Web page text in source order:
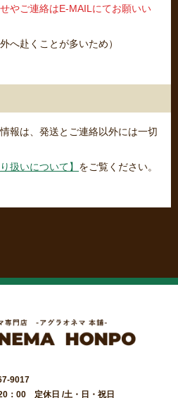
やご連絡はE-MAILにてお願いい
へ赴くことが多いため）
報は、発送とご連絡以外には一切
扱いについて】 をご覧ください。
9017
：00 定休日 /土・日・祝日